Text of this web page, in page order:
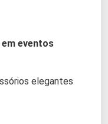
eventos
elegantes